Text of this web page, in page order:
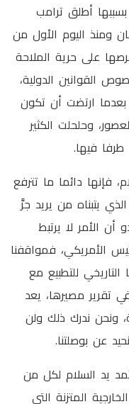
أطلق ترامب
ومنذ اليوم الأول من
على حرية الملاحة
القوانين الدولية،
بعدما ارتضت أن تكون
وحلحلت الكثير
طرفا فيها.
فإنها دائما ما تترفع
يتبناه من يريد جرَّ
الأمر لا يرتبط
الأمريكي، فمواقفنا
التاريخي للتطبيع مع
تقرير مصيرها، يعد
ونحن ندرك ذلك ولن
عن بوصلتنا.
يد السلام لكل من
المتزنة التي